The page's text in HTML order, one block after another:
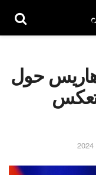
هاريس حول